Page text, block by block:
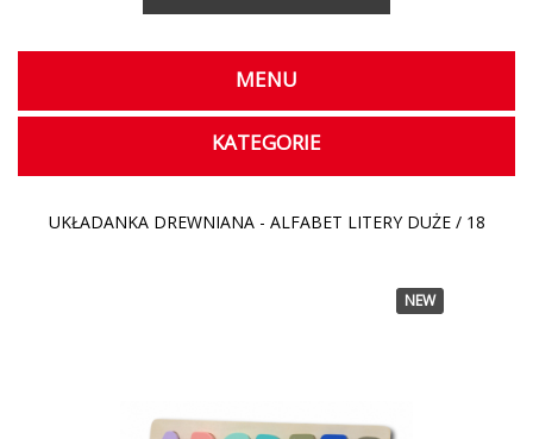
MENU
KATEGORIE
UKŁADANKA DREWNIANA - ALFABET LITERY DUŻE / 18
NEW